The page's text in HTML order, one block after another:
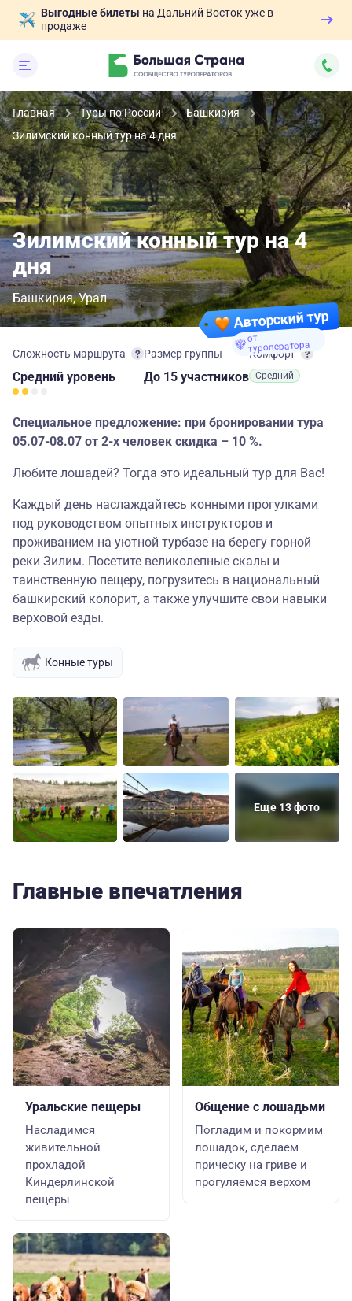
Выгодные билеты на Дальний Восток уже в
продаже
Главная Туры по России
Башкирия
Зилимский конный тур на 4 дня
Авторский тур
от
туроператора
Зилимский конный тур на 4
дня
Башкирия Урал
Сложность маршрута
Средний уровень
Комфорт
Средний
Размер группы
до 15 участников
Специальное предложение: при бронировании тура
05.07-08.07 от 2-х человек скидка – 10 %.
Любите лошадей? Тогда это идеальный тур для Вас!
Каждый день наслаждайтесь конными прогулками
под руководством опытных инструкторов и
проживанием на уютной турбазе на берегу горной
реки Зилим. Посетите великолепные скалы и
таинственную пещеру, погрузитесь в национальный
башкирский колорит, а также улучшите свои навыки
верховой езды.
Конные туры
Еще 13 фото
Главные впечатления
Уральские пещеры
Насладимся
живительной
прохладой
Киндерлинской
пещеры
Общение с лошадьми
Погладим и покормим
лошадок, сделаем
прическу на гриве и
прогуляемся верхом